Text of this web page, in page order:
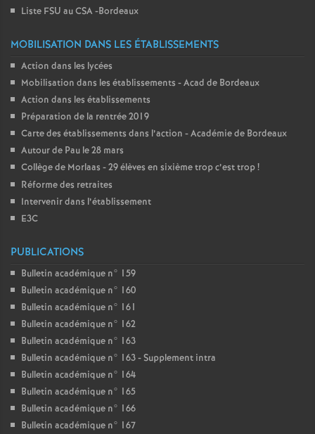
Liste FSU au CSA -Bordeaux
MOBILISATION DANS LES ÉTABLISSEMENTS
Action dans les lycées
Mobilisation dans les établissements - Acad de Bordeaux
Action dans les établissements
Préparation de la rentrée 2019
Carte des établissements dans l’action - Académie de Bordeaux
Autour de Pau le 28 mars
Collège de Morlaas - 29 élèves en sixième trop c’est trop!
Réforme des retraites
Intervenir dans l’établissement
E3C
PUBLICATIONS
Bulletin académique n° 159
Bulletin académique n° 160
Bulletin académique n° 161
Bulletin académique n° 162
Bulletin académique n° 163
Bulletin académique n° 163 - Supplement intra
Bulletin académique n° 164
Bulletin académique n° 165
Bulletin académique n° 166
Bulletin académique n° 167